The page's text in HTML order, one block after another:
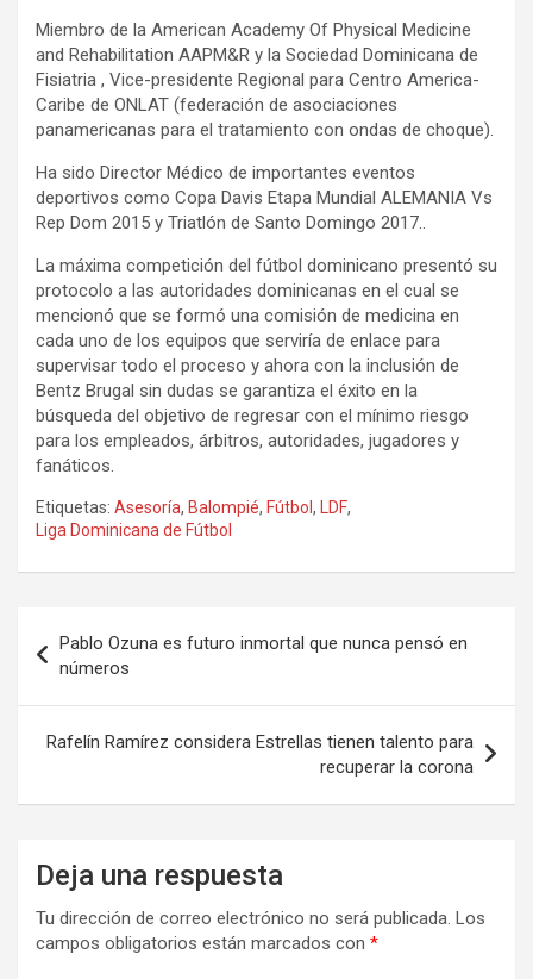
Miembro de la American Academy Of Physical Medicine
and Rehabilitation AAPM&R y la Sociedad Dominicana de
Fisiatria , Vice-presidente Regional para Centro America-
Caribe de ONLAT (federación de asociaciones
panamericanas para el tratamiento con ondas de choque).
Ha sido Director Médico de importantes eventos
deportivos como Copa Davis Etapa Mundial ALEMANIA Vs
Rep Dom 2015 y Triatlón de Santo Domingo 2017..
La máxima competición del fútbol dominicano presentó su
protocolo a las autoridades dominicanas en el cual se
mencionó que se formó una comisión de medicina en
cada uno de los equipos que serviría de enlace para
supervisar todo el proceso y ahora con la inclusión de
Bentz Brugal sin dudas se garantiza el éxito en la
búsqueda del objetivo de regresar con el mínimo riesgo
para los empleados, árbitros, autoridades, jugadores y
fanáticos.
Etiquetas: Asesoría, Balompié, Fútbol , LDF,
Liga Dominicana de Fútbol
de
entradas
Pablo Ozuna es futuro inmortal que nunca pensó en
números
Rafelín Ramírez considera Estrellas tienen talento para
recuperar la corona
Deja una respuesta
Tu dirección de correo electrónico no será publicada. Los
campos obligatorios están marcados con *